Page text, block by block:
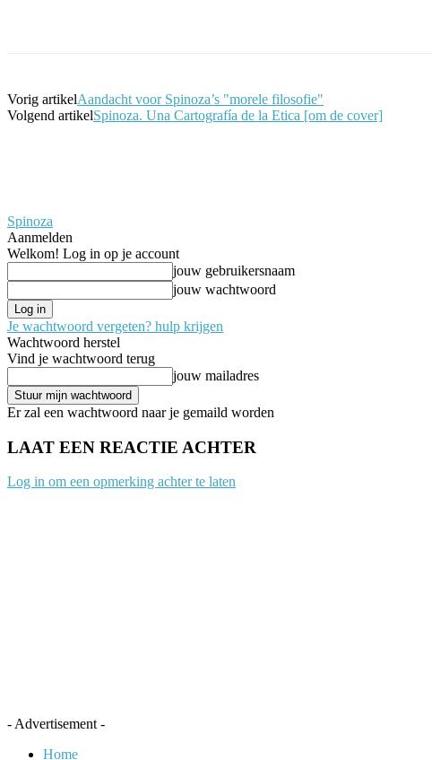
Vorig artikelAandacht voor Spinoza’s "morele filosofie"
Volgend artikelSpinoza. Una Cartografía de la Etica [om de cover]
Spinoza
Aanmelden
Welkom! Log in op je account
jouw gebruikersnaam
jouw wachtwoord
Je wachtwoord vergeten? hulp krijgen
Wachtwoord herstel
Vind je wachtwoord terug
jouw mailadres
Er zal een wachtwoord naar je gemaild worden
LAAT EEN REACTIE ACHTER
Log in om een opmerking achter te laten
- Advertisement -
Home